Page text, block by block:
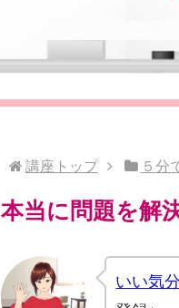
講座トップ ５分
本当に問題を解
いい気